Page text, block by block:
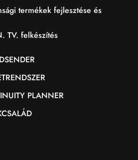
termékek fejlesztése és
TV. felkészítés
PLANNER